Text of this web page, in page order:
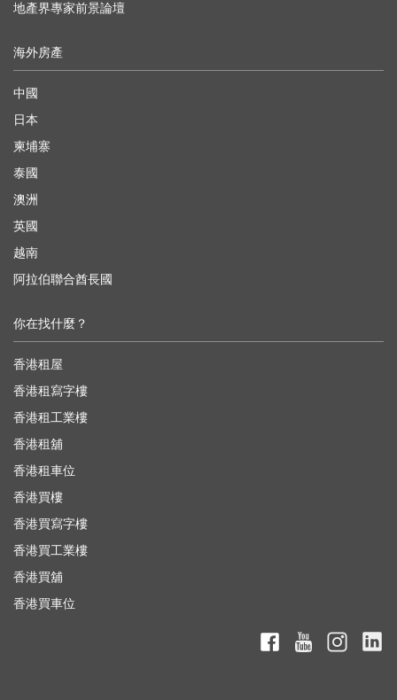
地產界專家前景論壇
海外房產
中國
日本
柬埔寨
泰國
澳洲
英國
越南
阿拉伯聯合酋長國
你在找什麼？
香港租屋
香港租寫字樓
香港租工業樓
香港租舖
香港租車位
香港買樓
香港買寫字樓
香港買工業樓
香港買舖
香港買車位